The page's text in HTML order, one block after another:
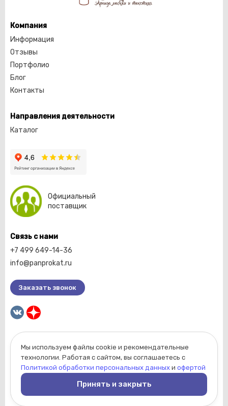
2026 © Компания «Пан прокат».
Вся информация, размещенная на сайте, носит
ознакомительный характер и не является
публичной офертой, определяемой положениями
Статьи 437 Гражданского кодекса РФ.
Компания
Информация
Отзывы
Портфолио
Блог
Контакты
Направления деятельности
Каталог
Официальный
поставщик
Связь с нами
+7 499 649-14-36
info@panprokat.ru
Заказать звонок
Мы используем файлы cookie и рекомендательные
технологии. Работая с сайтом, вы соглашаетесь с
Политикой обработки персональных данных и офертой
Принять и закрыть